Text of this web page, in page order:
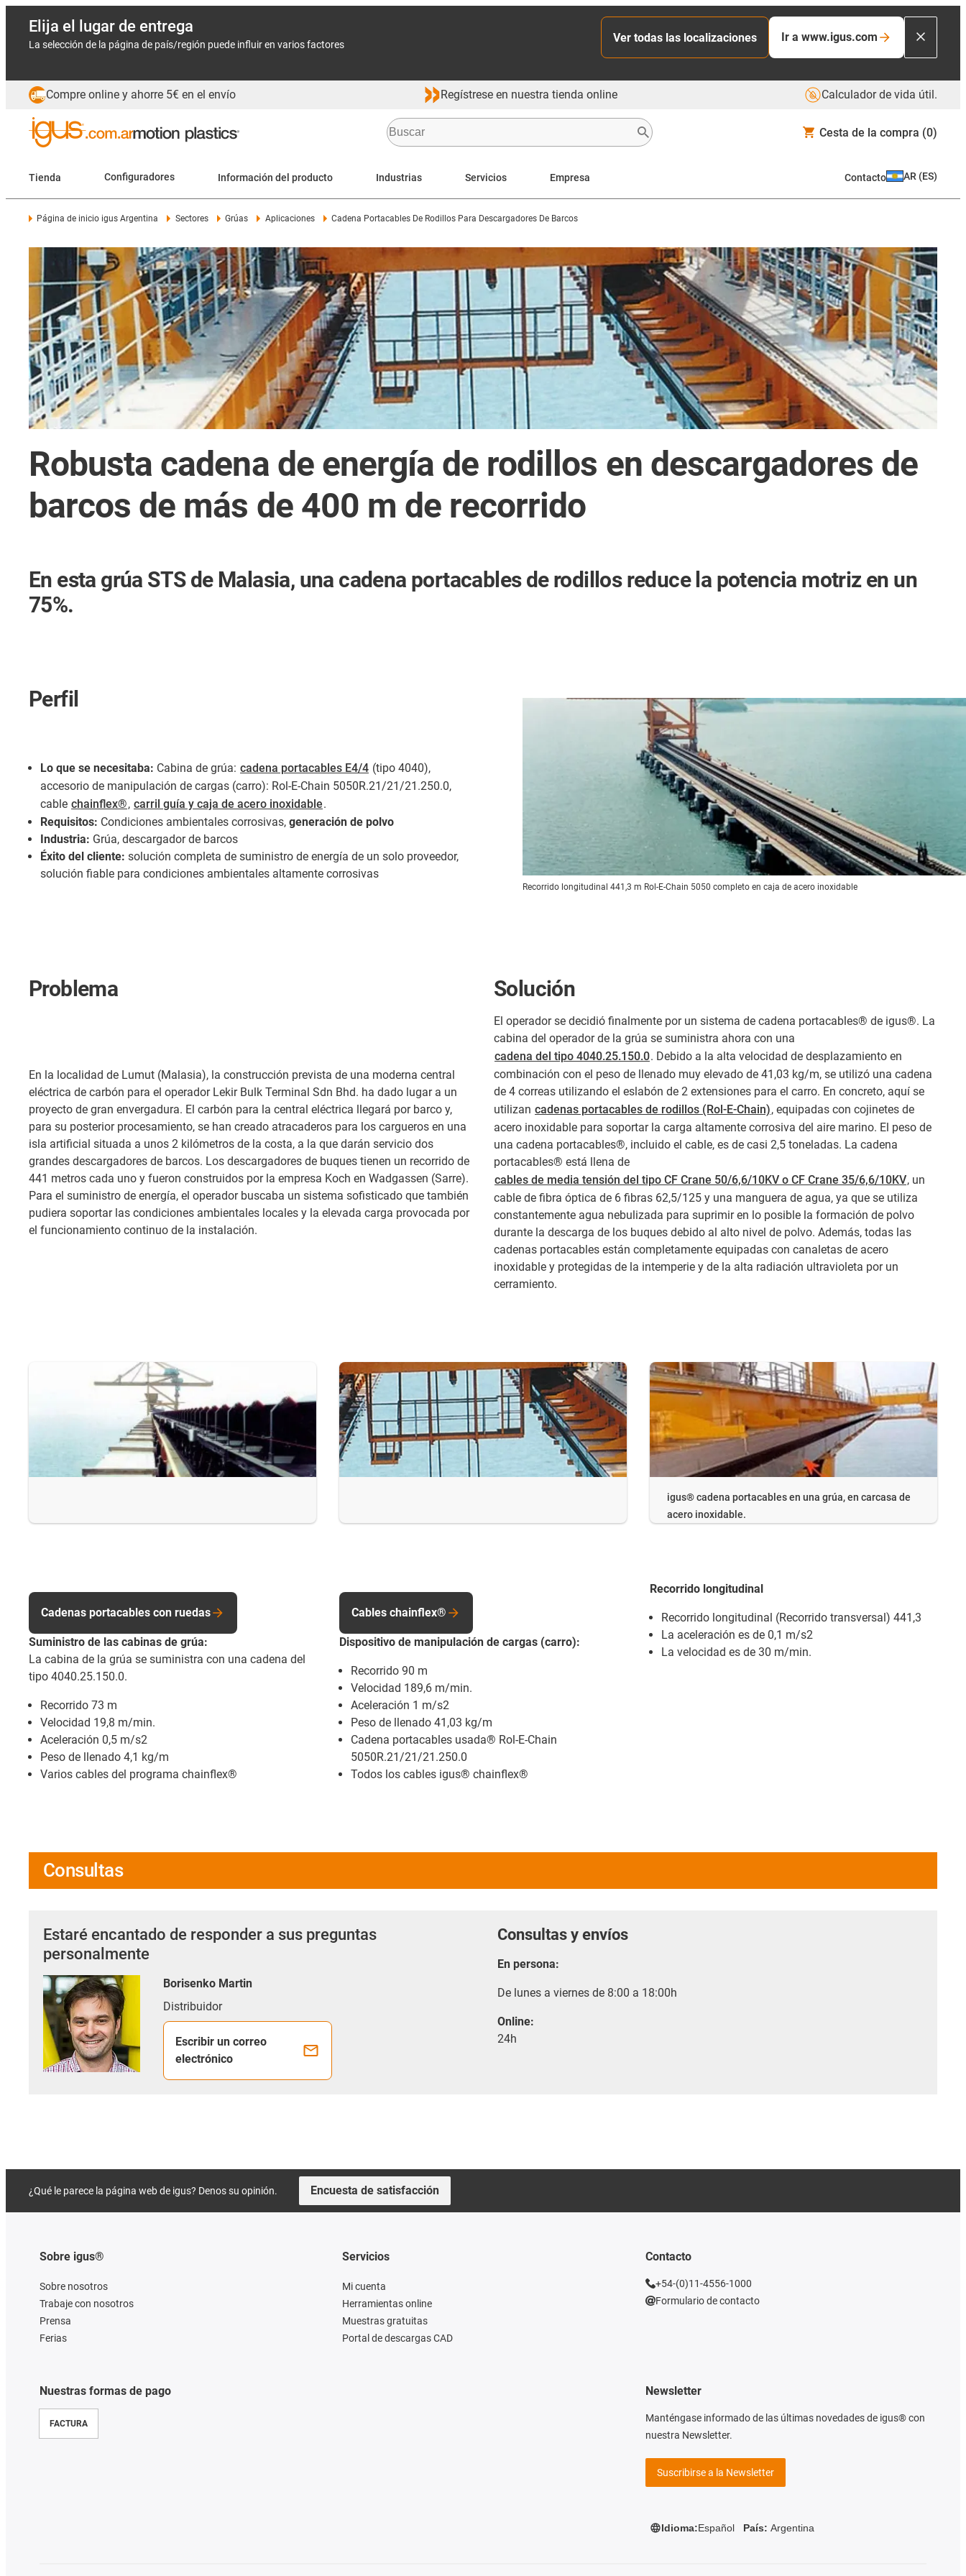
Elija el lugar de entrega
La selección de la página de país/región puede influir en varios factores
Ver todas las localizaciones Ir a www.igus.com
Compre online y ahorre 5€ en el envío Regístrese en nuestra tienda online Calculador de vida útil.
Cesta de la compra (0)
Tienda Configuradores Información del producto Industrias Servicios Empresa Contacto AR (ES)
Página de inicio igus Argentina Sectores Grúas Aplicaciones Cadena Portacables De Rodillos Para Descargadores De Barcos
Robusta cadena de energía de rodillos en descargadores de
barcos de más de 400 m de recorrido
En esta grúa STS de Malasia, una cadena portacables de rodillos reduce la potencia motriz en un
75%.
Perfil
Lo que se necesitaba: Cabina de grúa: cadena portacables E4/4 (tipo 4040),
accesorio de manipulación de cargas (carro): Rol-E-Chain 5050R.21/21/21.250.0,
cable chainflex®, carril guía y caja de acero inoxidable.
Requisitos: Condiciones ambientales corrosivas, generación de polvo
Industria: Grúa, descargador de barcos
Éxito del cliente: solución completa de suministro de energía de un solo proveedor,
solución fiable para condiciones ambientales altamente corrosivas
Recorrido longitudinal 441,3 m Rol-E-Chain 5050 completo en caja de acero inoxidable
Problema
En la localidad de Lumut (Malasia), la construcción prevista de una moderna central
eléctrica de carbón para el operador Lekir Bulk Terminal Sdn Bhd. ha dado lugar a un
proyecto de gran envergadura. El carbón para la central eléctrica llegará por barco y,
para su posterior procesamiento, se han creado atracaderos para los cargueros en una
isla artificial situada a unos 2 kilómetros de la costa, a la que darán servicio dos
grandes descargadores de barcos. Los descargadores de buques tienen un recorrido de
441 metros cada uno y fueron construidos por la empresa Koch en Wadgassen (Sarre).
Para el suministro de energía, el operador buscaba un sistema sofisticado que también
pudiera soportar las condiciones ambientales locales y la elevada carga provocada por
el funcionamiento continuo de la instalación.
Solución
El operador se decidió finalmente por un sistema de cadena portacables® de igus®. La
cabina del operador de la grúa se suministra ahora con una
cadena del tipo 4040.25.150.0. Debido a la alta velocidad de desplazamiento en
combinación con el peso de llenado muy elevado de 41,03 kg/m, se utilizó una cadena
de 4 correas utilizando el eslabón de 2 extensiones para el carro. En concreto, aquí se
utilizan cadenas portacables de rodillos (Rol-E-Chain), equipadas con cojinetes de
acero inoxidable para soportar la carga altamente corrosiva del aire marino. El peso de
una cadena portacables®, incluido el cable, es de casi 2,5 toneladas. La cadena
portacables® está llena de
cables de media tensión del tipo CF Crane 50/6,6/10KV o CF Crane 35/6,6/10KV, un
cable de fibra óptica de 6 fibras 62,5/125 y una manguera de agua, ya que se utiliza
constantemente agua nebulizada para suprimir en lo posible la formación de polvo
durante la descarga de los buques debido al alto nivel de polvo. Además, todas las
cadenas portacables están completamente equipadas con canaletas de acero
inoxidable y protegidas de la intemperie y de la alta radiación ultravioleta por un
cerramiento.
igus® cadena portacables en una grúa, en carcasa de
acero inoxidable.
Suministro de las cabinas de grúa:
La cabina de la grúa se suministra con una cadena del
tipo 4040.25.150.0.
Recorrido 73 m
Velocidad 19,8 m/min.
Aceleración 0,5 m/s2
Peso de llenado 4,1 kg/m
Varios cables del programa chainflex®
Cadenas portacables con ruedas
Dispositivo de manipulación de cargas (carro):
Recorrido 90 m
Velocidad 189,6 m/min.
Aceleración 1 m/s2
Peso de llenado 41,03 kg/m
Cadena portacables usada® Rol-E-Chain
5050R.21/21/21.250.0
Todos los cables igus® chainflex®
Cables chainflex®
Recorrido longitudinal
Recorrido longitudinal (Recorrido transversal) 441,3
La aceleración es de 0,1 m/s2
La velocidad es de 30 m/min.
Consultas
Estaré encantado de responder a sus preguntas
personalmente
Borisenko Martin
Distribuidor
Escribir un correo
electrónico
Consultas y envíos
En persona:
De lunes a viernes de 8:00 a 18:00h
Online:
24h
¿Qué le parece la página web de igus? Denos su opinión. Encuesta de satisfacción
Sobre igus®
Sobre nosotros
Trabaje con nosotros
Prensa
Ferias
Nuestras formas de pago
FACTURA
Servicios
Mi cuenta
Herramientas online
Muestras gratuitas
Portal de descargas CAD
Contacto
+54-(0)11-4556-1000
Formulario de contacto
Newsletter
Manténgase informado de las últimas novedades de igus® con
nuestra Newsletter.
Suscribirse a la Newsletter
Idioma:Español País: Argentina